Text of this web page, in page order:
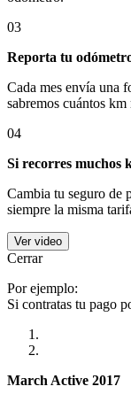
03
Reporta tu
Cada mes envía una
sabremos cuántos
04
Si recorres muchos
Cambia tu seguro de
siempre la misma
Ver video
Cerrar
Por ejemplo:
Si contratas tu pago
March Active 2017